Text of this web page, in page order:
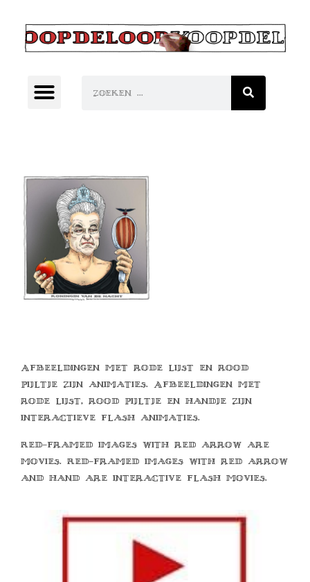
Afbeeldingen met rode lijst en rood
pijltje zijn animaties. Afbeeldingen met
rode lijst, rood pijltje en handje zijn
interactieve flash animaties.
Red-framed images with red arrow are
movies. Red-framed images with red arrow
and hand are interactive flash movies.